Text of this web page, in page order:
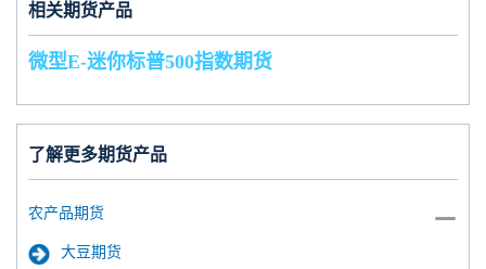
相关期货产品
微型E-迷你标普500指数期货
了解更多期货产品
农产品期货
大豆期货